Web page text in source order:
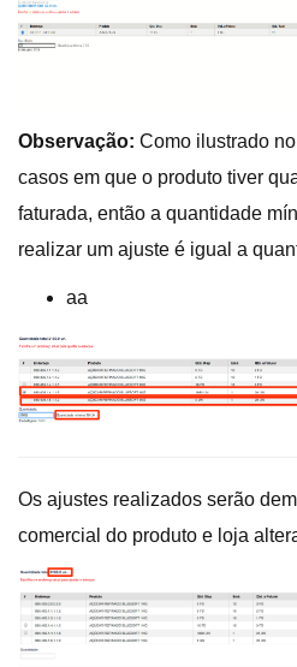
Observação: Como ilustrado
casos em que o produto tiver
faturada, então a quantidade
realizar um ajuste é igual a
aa
Os ajustes realizados serão
comercial do produto e loja